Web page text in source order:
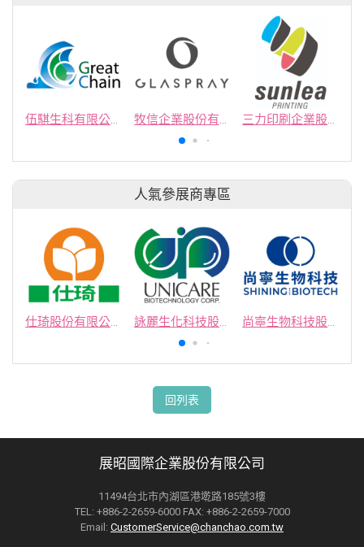
人氣參展商專區
仕琦股份有限公司 詠麗生化科技股份有限公司 尚寧生物科技股份有限公司
回列表
展昭國際企業股份有限公司
11494台北市內湖區港墘路185號3樓
TEL: +886-2-2659-6000 FAX: +886-2-2659-7000
Email: CustomerService@chanchao.com.tw